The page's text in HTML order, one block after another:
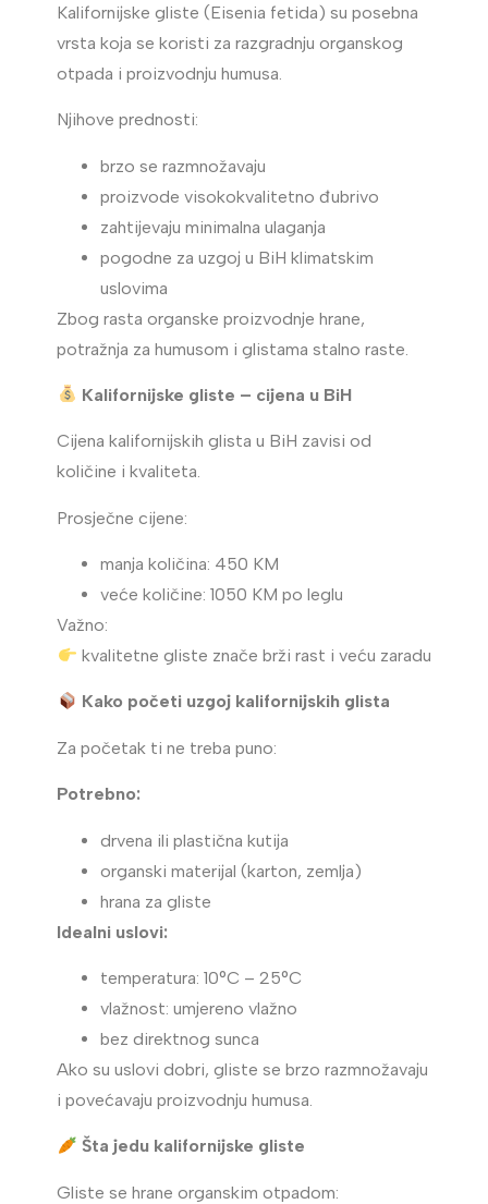
Kalifornijske gliste (Eisenia fetida) su posebna
vrsta koja se koristi za razgradnju organskog
otpada i proizvodnju humusa.
Njihove prednosti:
brzo se razmnožavaju
proizvode visokokvalitetno đubrivo
zahtijevaju minimalna ulaganja
pogodne za uzgoj u BiH klimatskim
uslovima
Zbog rasta organske proizvodnje hrane,
potražnja za humusom i glistama stalno raste.
Kalifornijske gliste – cijena u BiH
Cijena kalifornijskih glista u BiH zavisi od
količine i kvaliteta.
Prosječne cijene:
manja količina: 450 KM
veće količine: 1050 KM po leglu
Važno:
kvalitetne gliste znače brži rast i veću zaradu
Kako početi uzgoj kalifornijskih glista
Za početak ti ne treba puno:
Potrebno:
drvena ili plastična kutija
organski materijal (karton, zemlja)
hrana za gliste
Idealni uslovi:
temperatura: 10°C – 25°C
vlažnost: umjereno vlažno
bez direktnog sunca
Ako su uslovi dobri, gliste se brzo razmnožavaju
i povećavaju proizvodnju humusa.
Šta jedu kalifornijske gliste
Gliste se hrane organskim otpadom: